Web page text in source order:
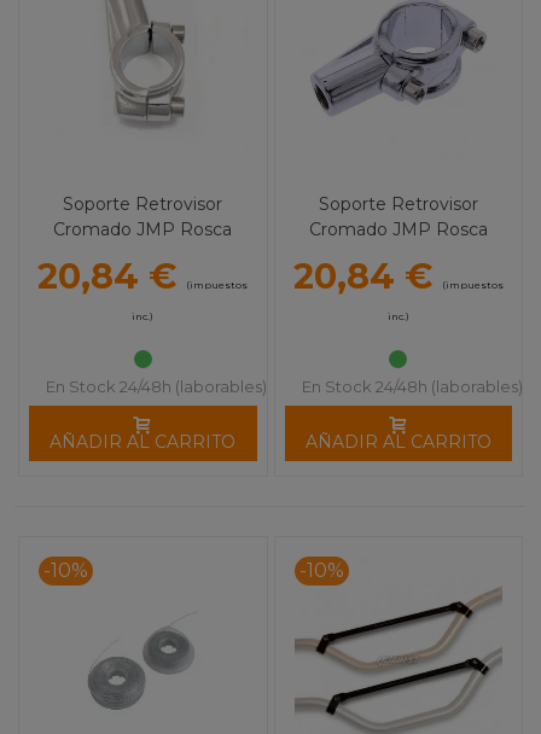
Soporte Retrovisor
Cromado JMP Rosca
20,84 € (impuestos
inc.)
En Stock 24/48h (laborables)
AÑADIR AL CARRITO
Soporte Retrovisor
Cromado JMP Rosca
20,84 € (impuestos
inc.)
En Stock 24/48h (laborables)
AÑADIR AL CARRITO
-10% -10%